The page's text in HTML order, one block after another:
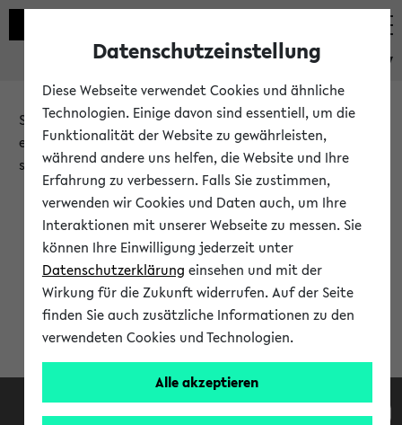
eKVV
Sie möchten auf eine eKVV Funktion zugreifen, die Ihnen
erst nach einer Anmeldung am System zur Verfügung
steht.
Bitte melden Sie sich an:
Anmeldung am eKVV
Datenschutzeinstellung
Diese Webseite verwendet Cookies und ähnliche
Technologien. Einige davon sind essentiell, um die
Funktionalität der Website zu gewährleisten,
während andere uns helfen, die Website und Ihre
Erfahrung zu verbessern. Falls Sie zustimmen,
verwenden wir Cookies und Daten auch, um Ihre
Interaktionen mit unserer Webseite zu messen. Sie
können Ihre Einwilligung jederzeit unter
Datenschutzerklärung einsehen und mit der
Wirkung für die Zukunft widerrufen. Auf der Seite
finden Sie auch zusätzliche Informationen zu den
verwendeten Cookies und Technologien.
Alle akzeptieren